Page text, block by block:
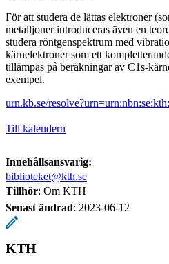
För att studera de lättas elektroner
metalljoner introduceras även en
studera röntgenspektrum med
kärnelektroner som ett
tillämpas på beräkningar av C1s-
exempel.
urn.kb.se/
Till kalendern
Innehållsansvarig:
biblioteket@kth.se
Tillhör: Om KTH
Senast ändrad: 2023-06-12
KTH